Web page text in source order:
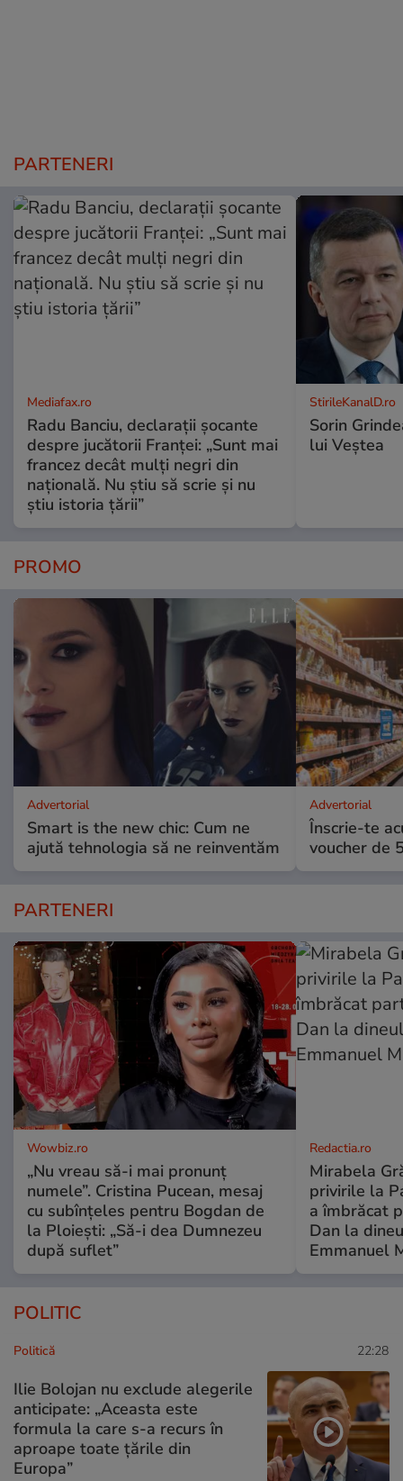
PARTENERI
Mediafax.ro
Radu Banciu, declarații șocante
despre jucătorii Franței: „Sunt mai
francez decât mulți negri din
națională. Nu știu să scrie și nu
știu istoria țării”
StirileKanalD.ro
Sorin
lui Veștea
PROMO
Advertorial
Smart is the new chic: Cum ne
ajută tehnologia să ne reinventăm
Advertorial
Înscrie-te
voucher de
PARTENERI
Wowbiz.ro
„Nu vreau să-i mai pronunț
numele”. Cristina Pucean, mesaj
cu subînțeles pentru Bogdan de
la Ploiești: „Să-i dea Dumnezeu
după suflet”
Redactia.ro
Mirabela
privirile la
a îmbrăcat
Dan la
Emmanuel
POLITIC
Politică 22:28
Ilie Bolojan nu exclude alegerile
anticipate: „Aceasta este
formula la care s-a recurs în
aproape toate ţările din
Europa”